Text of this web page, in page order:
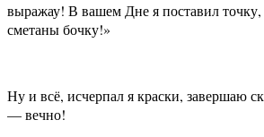
выражау! В вашем Дне я поставил точку,
сметаны бочку!»
Ну и всё, исчерпал я краски, завершаю
— вечно!